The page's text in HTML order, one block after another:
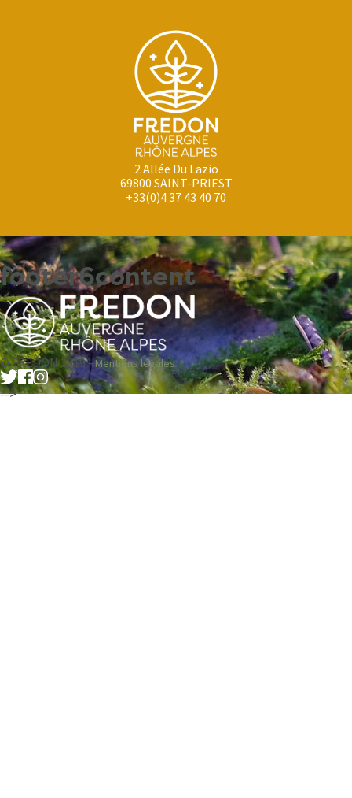
2 Allée Du Lazio
69800 SAINT-PRIEST
+33(0)4 37 43 40 70
footer6content
© FREDON 2019 -Mentions légales
-->